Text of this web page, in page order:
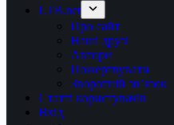
LTB.net
Про сайт
Наші друзі
Автори
Пожертвувати
Зворотній зв’язок
Статті користувачів
Вхід